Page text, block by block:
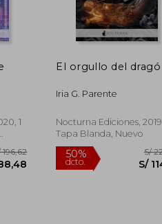
55%
dcto.
1
El orgullo del dragó
Iria G. Parente
Nocturna Ediciones, 2019,
Tapa Blanda, Nuevo